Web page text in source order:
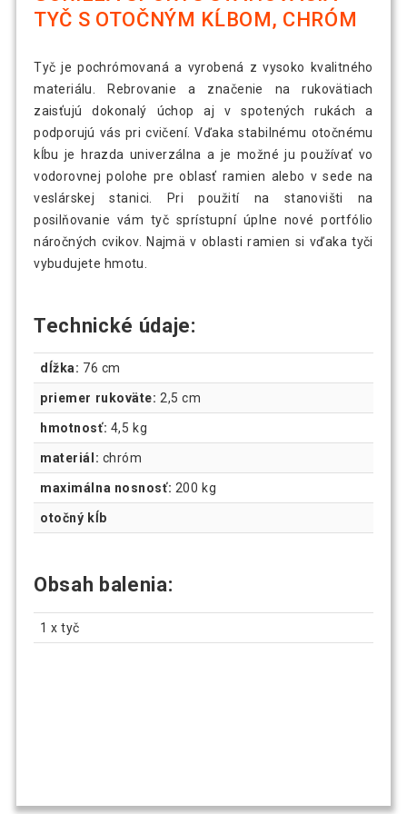
TYČ S OTOČNÝM KĹBOM, CHRÓM
Tyč je pochrómovaná a vyrobená z vysoko kvalitného
materiálu. Rebrovanie a značenie na rukovätiach
zaisťujú dokonalý úchop aj v spotených rukách a
podporujú vás pri cvičení. Vďaka stabilnému otočnému
kĺbu je hrazda univerzálna a je možné ju používať vo
vodorovnej polohe pre oblasť ramien alebo v sede na
veslárskej stanici. Pri použití na stanovišti na
posilňovanie vám tyč sprístupní úplne nové portfólio
náročných cvikov. Najmä v oblasti ramien si vďaka tyči
vybudujete hmotu.
Technické údaje:
dĺžka: 76 cm
priemer rukoväte: 2,5 cm
hmotnosť: 4,5 kg
materiál: chróm
maximálna nosnosť: 200 kg
otočný kĺb
Obsah balenia:
1 x tyč